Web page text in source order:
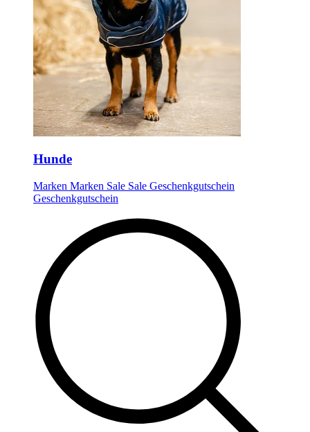
Hunde
Marken Marken Sale Sale Geschenkgutschein
Geschenkgutschein